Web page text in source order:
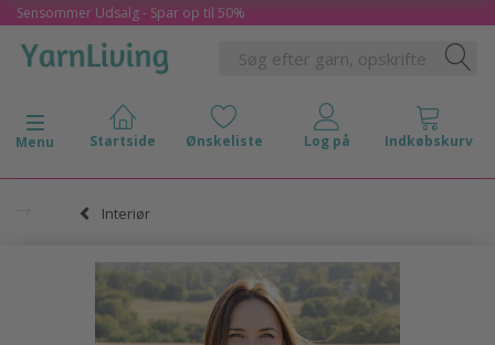
Sensommer Udsalg - Spar op til 50%
Skifte navigation
Menu
Interiør